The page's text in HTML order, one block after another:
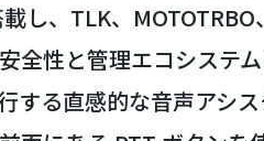
し、TLK、MOTOTRBO
全性と管理エコシステ
する直感的な音声アシ